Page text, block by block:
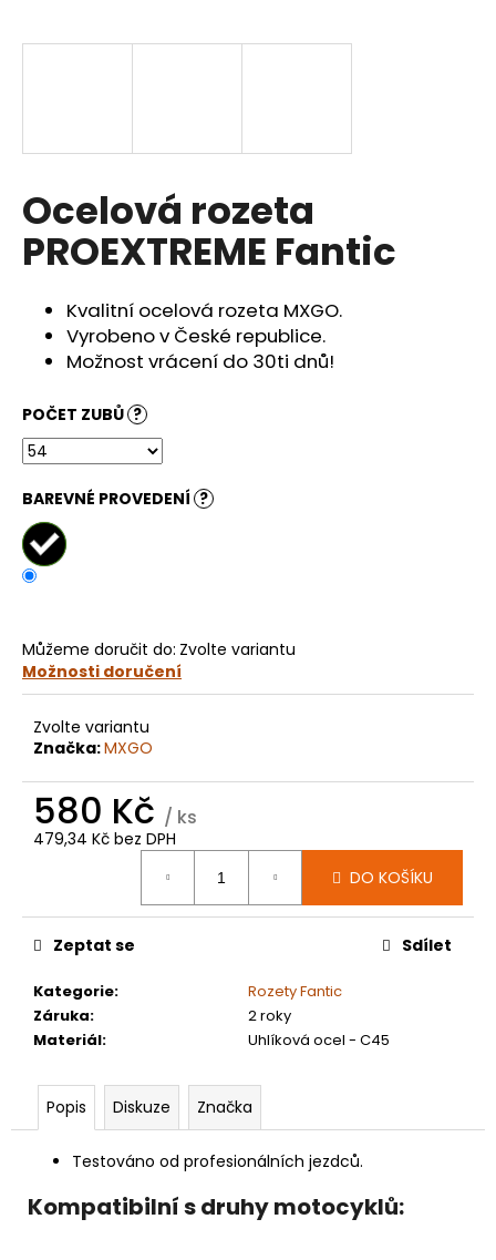
Ocelová rozeta
PROEXTREME Fantic
Kvalitní ocelová rozeta MXGO.
Vyrobeno v České republice.
Možnost vrácení do 30ti dnů!
POČET ZUBŮ ?
BAREVNÉ PROVEDENÍ ?
Můžeme doručit do: Zvolte variantu
Možnosti doručení
Zvolte variantu
Značka:MXGO
580 Kč / ks
479,34 Kč bez DPH
DO KOŠÍKU
Kategorie:
Rozety Fantic
Záruka:
2 roky
Materiál: Uhlíková ocel - C45
Zeptat se Sdílet
Popis Diskuze Značka
Testováno od profesionálních jezdců.
Kompatibilní s druhy motocyklů:
j
?
HLEDAT
p
o
r
č
u
j
e
KOLEČKO
YZ65
(18-
24)
E570
199
Kč